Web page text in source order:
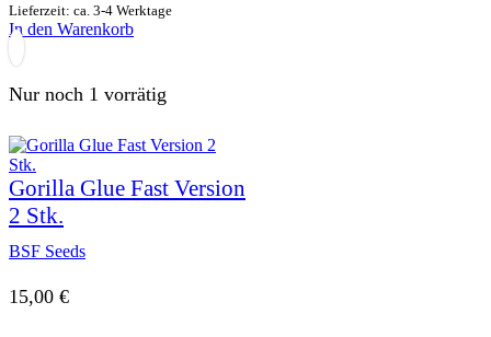
Lieferzeit: ca. 3-4 Werktage
In den Warenkorb
Nur noch 1 vorrätig
Gorilla Glue Fast Version
2 Stk.
BSF Seeds
15,00 €